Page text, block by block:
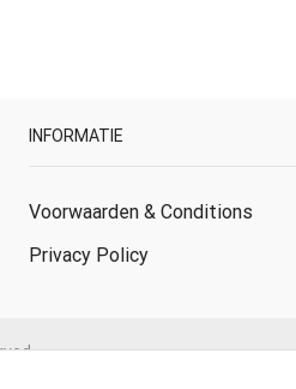
INFORMATIE
Voorwaarden & Conditions
Privacy Policy